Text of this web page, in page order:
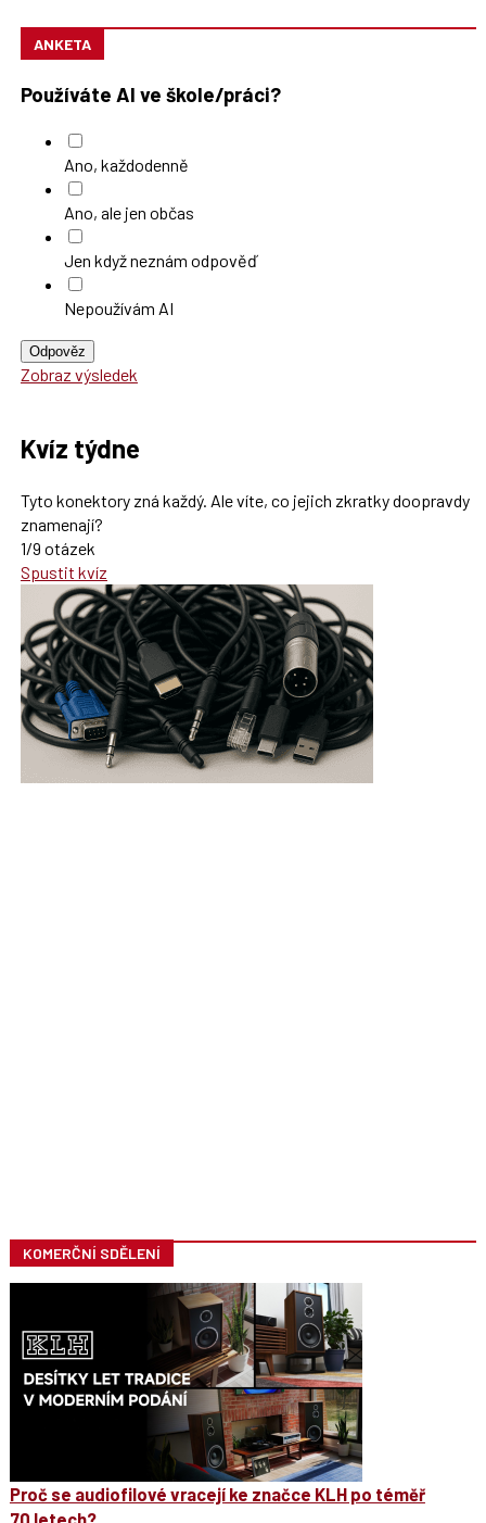
ANKETA
Používáte AI ve škole/práci?
Ano, každodenně
Ano, ale jen občas
Jen když neznám odpověď
Nepoužívám AI
Odpověz
Zobraz výsledek
Kvíz týdne
Tyto konektory zná každý. Ale víte, co jejich zkratky doopravdy
znamenají?
1/9 otázek
Spustit kvíz
KOMERČNÍ SDĚLENÍ
Proč se audiofilové vracejí ke značce KLH po téměř